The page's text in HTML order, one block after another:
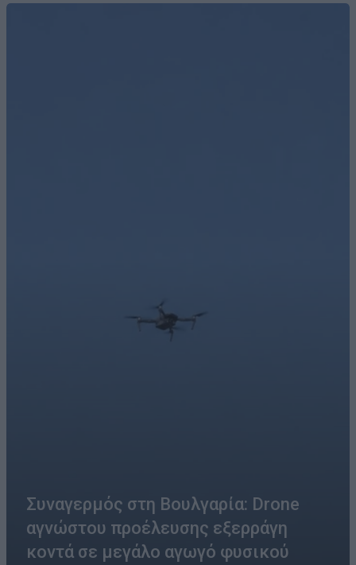
Συναγερμός στη Βουλγαρία: Drone
αγνώστου προέλευσης εξερράγη
κοντά σε μεγάλο αγωγό φυσικού